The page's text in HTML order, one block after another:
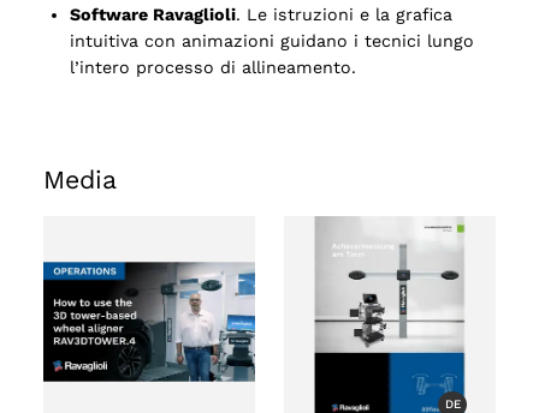
Software Ravaglioli. Le istruzioni e la grafica
intuitiva con animazioni guidano i tecnici lungo
l’intero processo di allineamento.
Media
DE